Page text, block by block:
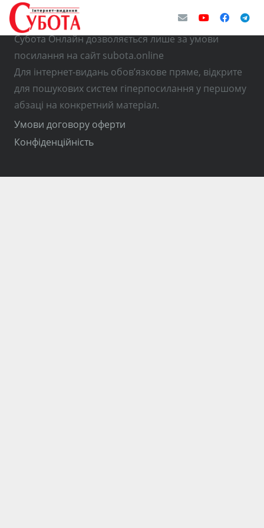
© Використання матеріалів з інтернет-видання
Субота Онлайн дозволяється лише за умови
посилання на сайт subota.online
Для інтернет-видань обов’язкове пряме, відкрите
для пошукових систем гіперпосилання у першому
абзаці на конкретний матеріал.
Умови договору оферти
Конфіденційність